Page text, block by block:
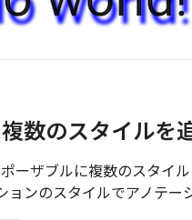
数のスタイルを
ーザブルに複数のスタイル
ョンのスタイルでアノテー